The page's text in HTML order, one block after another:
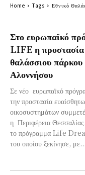
Στο ευρωπαϊκό
LIFE η προστασία
θαλάσσιου πάρκου
Αλοννήσου
Σε νέο ευρωπαϊκό
την προστασία
οικοσυστημάτων
η Περιφέρεια
το πρόγραμμα Life
του οποίου ξεκίνησε, με...
Home Tags Εθνικό